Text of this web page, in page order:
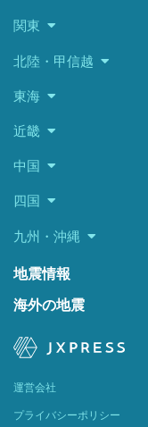
関東
北陸・甲信越
東海
近畿
中国
四国
九州・沖縄
地震情報
海外の地震
運営会社
プライバシーポリシー